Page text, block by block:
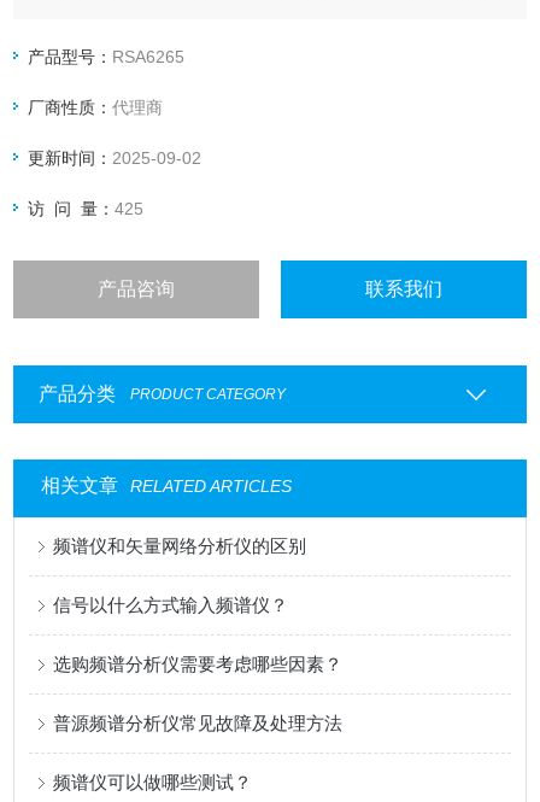
或进行二次开发。凭借优秀性能与灵活应用的匹配，可满足您
测试需求。
产品型号： RSA6265
厂商性质：代理商
更新时间： 2025-09-02
访 问 量：425
产品咨询 联系我们
产品分类 PRODUCT CATEGORY
相关文章 RELATED ARTICLES
频谱仪和矢量网络分析仪的区别
信号以什么方式输入频谱仪？
选购频谱分析仪需要考虑哪些因素？
普源频谱分析仪常见故障及处理方法
频谱仪可以做哪些测试？